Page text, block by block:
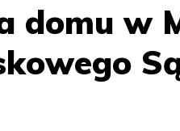
domu w